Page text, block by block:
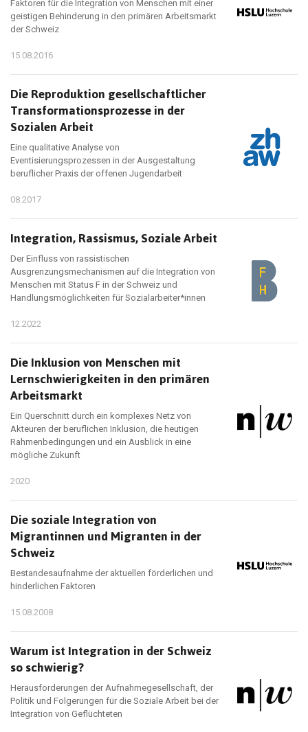
Faktoren für die Integration von Menschen mit einer
geistigen Behinderung in den primären Arbeitsmarkt
der Schweiz
15.08.2016
Die Reproduktion gesellschaftlicher
Transformationsprozesse in der
Sozialen Arbeit
Eine qualitative Analyse von
Eventisierungsprozessen in der Ausgestaltung
beruflicher Praxis der offenen Jugendarbeit
08.2017
Integration, Rassismus, Soziale Arbeit
Der Einfluss von rassistischen
Ausgrenzungsmechanismen auf die Integration von
Menschen mit Status F in der Schweiz und
Handlungsmöglichkeiten für Sozialarbeiter*innen
12.2022
Die Inklusion von Menschen mit
Lernschwierigkeiten in den primären
Arbeitsmarkt
Ein Querschnitt durch ein komplexes Netz von
Akteuren der beruflichen Inklusion, die heutigen
Rahmenbedingungen und ein Ausblick in eine
mögliche Zukunft
2020
Die soziale Integration von
Migrantinnen und Migranten in der
Schweiz
Bestandesaufnahme der aktuellen förderlichen und
hinderlichen Faktoren
15.08.2008
Warum ist Integration in der Schweiz
so schwierig?
Herausforderungen der Aufnahmegesellschaft, der
Politik und Folgerungen für die Soziale Arbeit bei der
Integration von Geflüchteten